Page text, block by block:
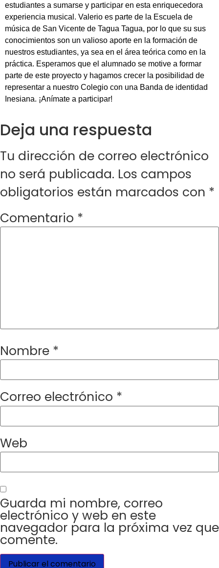
estudiantes a sumarse y participar en esta enriquecedora
experiencia musical. Valerio es parte de la Escuela de
música de San Vicente de Tagua Tagua, por lo que su sus
conocimientos son un valioso aporte en la formación de
nuestros estudiantes, ya sea en el área teórica como en la
práctica. Esperamos que el alumnado se motive a formar
parte de este proyecto y hagamos crecer la posibilidad de
representar a nuestro Colegio con una Banda de identidad
Inesiana. ¡Anímate a participar!
Deja una respuesta
Tu dirección de correo electrónico
no será publicada. Los campos
obligatorios están marcados con *
Comentario *
Nombre *
Correo electrónico *
Web
Guarda mi nombre, correo
electrónico y web en este
navegador para la próxima vez que
comente.